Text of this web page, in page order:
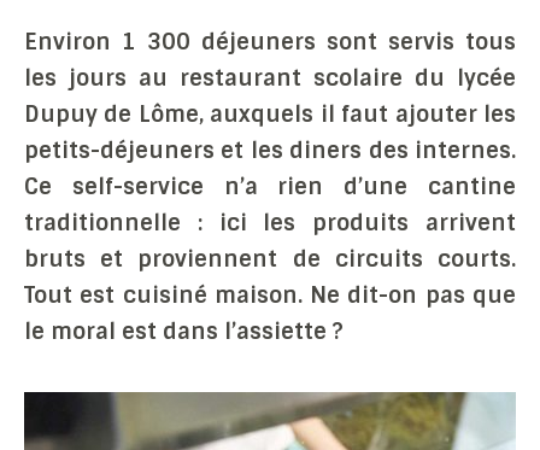
Environ 1 300 déjeuners sont servis tous
les jours au restaurant scolaire du lycée
Dupuy de Lôme, auxquels il faut ajouter les
petits-déjeuners et les diners des internes.
Ce self-service n’a rien d’une cantine
traditionnelle : ici les produits arrivent
bruts et proviennent de circuits courts.
Tout est cuisiné maison. Ne dit-on pas que
le moral est dans l’assiette ?